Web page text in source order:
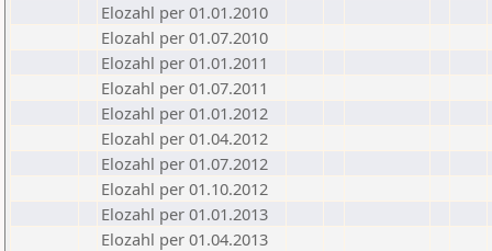
Elozahl per 01.01.2010
Elozahl per 01.07.2010
Elozahl per 01.01.2011
Elozahl per 01.07.2011
Elozahl per 01.01.2012
Elozahl per 01.04.2012
Elozahl per 01.07.2012
Elozahl per 01.10.2012
Elozahl per 01.01.2013
Elozahl per 01.04.2013